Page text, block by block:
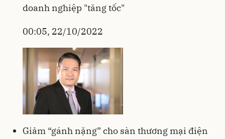
doanh nghiệp "tăng tốc"
00:05, 22/10/2022
Giảm “gánh nặng” cho sàn thương mại điện